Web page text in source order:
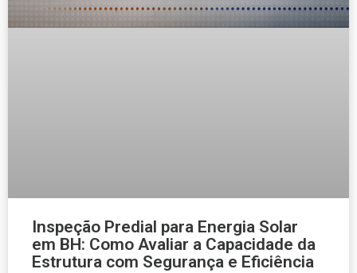
Inspeção Predial para Energia Solar
em BH: Como Avaliar a Capacidade da
Estrutura com Segurança e Eficiência